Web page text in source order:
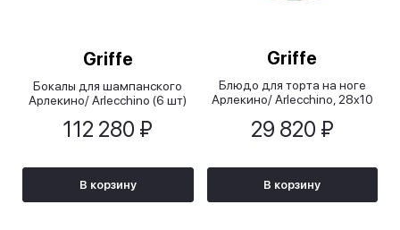
Griffe
Бокалы для шампанского
Арлекино/ Arlecchino (6 шт)
112 280 ₽
В корзину
Griffe
Блюдо для торта на ноге
Арлекино/ Arlecchino, 28x10
29 820 ₽
В корзину